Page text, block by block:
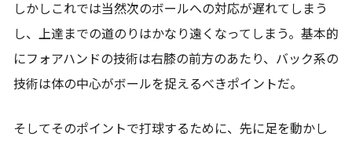
しかしこれでは当然次のボールへの対応が遅れてしまう
し、上達までの道のりはかなり遠くなってしまう。基本的
にフォアハンドの技術は右膝の前方のあたり、バック系の
技術は体の中心がボールを捉えるべきポイントだ。
そしてそのポイントで打球するために、先に足を動かし